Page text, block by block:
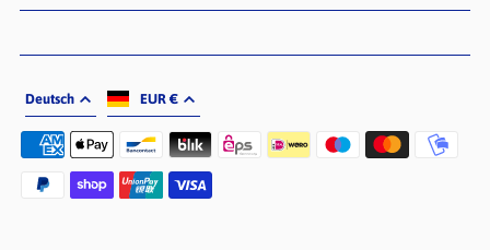
Deutsch EUR €